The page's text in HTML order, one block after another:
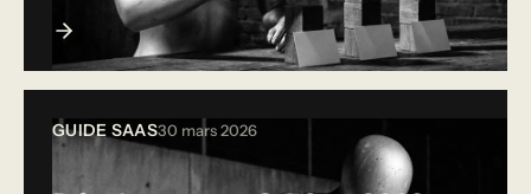
GUIDE SAAS30 mars 2026